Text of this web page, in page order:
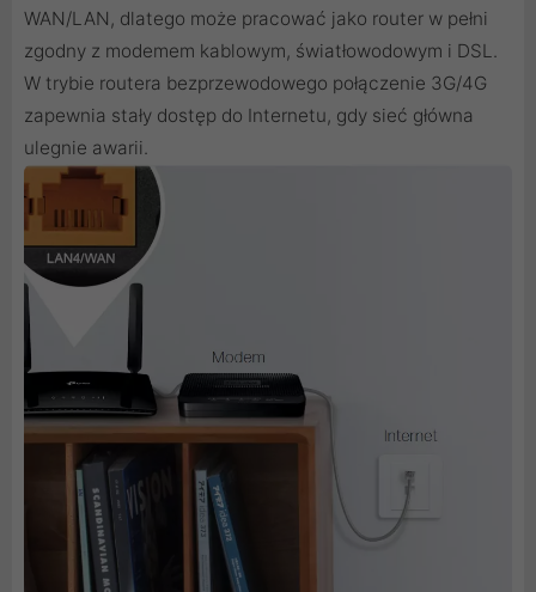
WAN/LAN, dlatego może pracować jako router w pełni
zgodny z modemem kablowym, światłowodowym i DSL.
W trybie routera bezprzewodowego połączenie 3G/4G
zapewnia stały dostęp do Internetu, gdy sieć główna
ulegnie awarii.